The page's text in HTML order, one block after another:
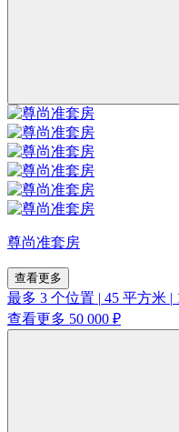
尊尚准套房
查看更多
最多 3 个位置 | 45 平方米 |
查看更多 50 000 ₽